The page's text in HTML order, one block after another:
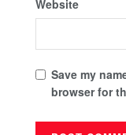
Website
Save my
browser for